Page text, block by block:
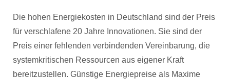
Die hohen Energiekosten in Deutschland sind der Preis
für verschlafene 20 Jahre Innovationen. Sie sind der
Preis einer fehlenden verbindenden Vereinbarung, die
systemkritischen Ressourcen aus eigener Kraft
bereitzustellen. Günstige Energiepreise als Maxime